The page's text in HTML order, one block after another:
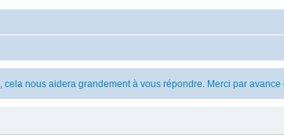
, cela nous aidera grandement à vous répondre. Merci par avance